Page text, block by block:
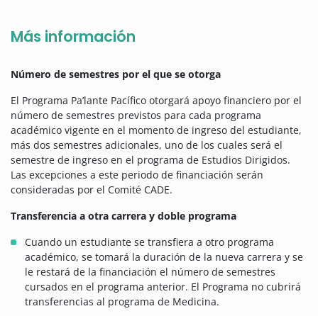
Más información
Número de semestres por el que se otorga
El Programa Pa’lante Pacífico otorgará apoyo financiero por el
número de semestres previstos para cada programa
académico vigente en el momento de ingreso del estudiante,
más dos semestres adicionales, uno de los cuales será el
semestre de ingreso en el programa de Estudios Dirigidos.
Las excepciones a este periodo de financiación serán
consideradas por el Comité CADE.
Transferencia a otra carrera y doble programa
Cuando un estudiante se transfiera a otro programa
académico, se tomará la duración de la nueva carrera y se
le restará de la financiación el número de semestres
cursados en el programa anterior. El Programa no cubrirá
transferencias al programa de Medicina.